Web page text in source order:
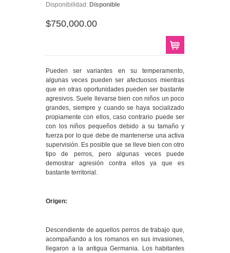
Disponibilidad: Disponible
$750,000.00
Pueden ser variantes en su temperamento,
algunas veces pueden ser afectuosos mientras
que en otras oportunidades pueden ser bastante
agresivos. Suele llevarse bien con niños un poco
grandes, siempre y cuando se haya socializado
propiamente con ellos, caso contrario puede ser
con los niños pequeños debido a su tamaño y
fuerza por lo que debe de mantenerse una activa
supervisión. Es posible que se lleve bien con otro
tipo de perros, pero algunas veces puede
demostrar agresión contra ellos ya que es
bastante territorial.
Origen:
Descendiente de aquellos perros de trabajo que,
acompañando a los romanos en sus invasiones,
llegaron a la antigua Germania. Los habitantes